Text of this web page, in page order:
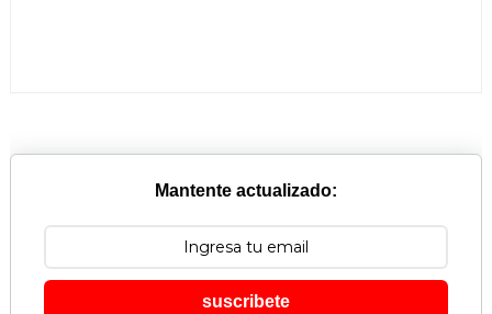
Mantente actualizado:
suscribete